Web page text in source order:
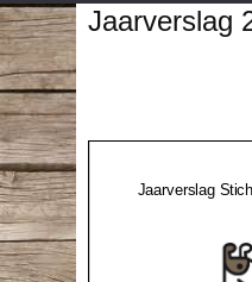
Jaarverslag